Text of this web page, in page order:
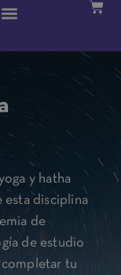
y hatha
esta disciplina
de
de estudio
completar tu